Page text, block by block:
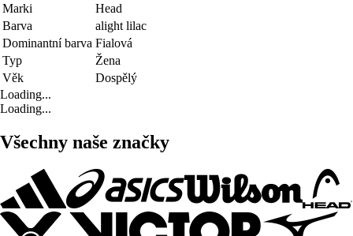
Marki
Head
Barva
alight lilac
Dominantní barva Fialová
Typ
Žena
Věk
Dospělý
Loading...
Loading...
Všechny naše značky